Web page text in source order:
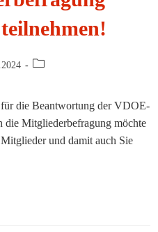
Beitrags-
die Beantwortung der VDOE-
Mitgliederbefragung möchte
und damit auch Sie